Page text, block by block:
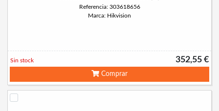
Referencia: 303618656
Marca: Hikvision
352,55 €
Sin stock
Comprar